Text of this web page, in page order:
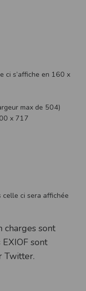
ci s’affiche en 160 x
max de 504)
x 717
celle ci sera affichée
charges sont
EXIOF sont
Twitter.